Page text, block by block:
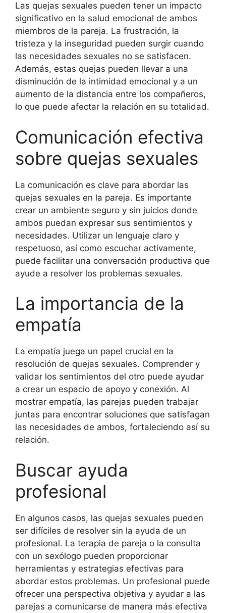
Las quejas sexuales pueden tener un impacto
significativo en la salud emocional de ambos
miembros de la pareja. La frustración, la
tristeza y la inseguridad pueden surgir cuando
las necesidades sexuales no se satisfacen.
Además, estas quejas pueden llevar a una
disminución de la intimidad emocional y a un
aumento de la distancia entre los compañeros,
lo que puede afectar la relación en su totalidad.
Comunicación efectiva
sobre quejas sexuales
La comunicación es clave para abordar las
quejas sexuales en la pareja. Es importante
crear un ambiente seguro y sin juicios donde
ambos puedan expresar sus sentimientos y
necesidades. Utilizar un lenguaje claro y
respetuoso, así como escuchar activamente,
puede facilitar una conversación productiva que
ayude a resolver los problemas sexuales.
La importancia de la
empatía
La empatía juega un papel crucial en la
resolución de quejas sexuales. Comprender y
validar los sentimientos del otro puede ayudar
a crear un espacio de apoyo y conexión. Al
mostrar empatía, las parejas pueden trabajar
juntas para encontrar soluciones que satisfagan
las necesidades de ambos, fortaleciendo así su
relación.
Buscar ayuda
profesional
En algunos casos, las quejas sexuales pueden
ser difíciles de resolver sin la ayuda de un
profesional. La terapia de pareja o la consulta
con un sexólogo pueden proporcionar
herramientas y estrategias efectivas para
abordar estos problemas. Un profesional puede
ofrecer una perspectiva objetiva y ayudar a las
parejas a comunicarse de manera más efectiva